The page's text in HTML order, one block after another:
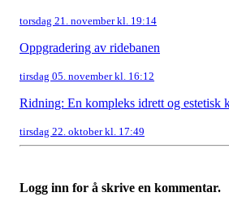
torsdag 21. november kl. 19:14
Oppgradering av ridebanen
tirsdag 05. november kl. 16:12
Ridning: En kompleks idrett og estetisk
tirsdag 22. oktober kl. 17:49
Logg inn for å skrive en kommentar.